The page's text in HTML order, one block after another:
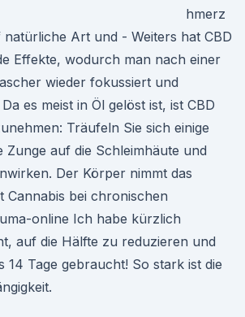
hmerz
Art und - Weiters hat CBD
Effekte, wodurch man nach einer
wieder fokussiert und
es meist in Öl gelöst ist, ist CBD
Träufeln Sie sich einige
Zunge auf die Schleimhäute und
Der Körper nimmt das
Cannabis bei chronischen
online Ich habe kürzlich
auf die Hälfte zu reduzieren und
14 Tage gebraucht! So stark ist die